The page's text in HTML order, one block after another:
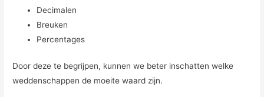
Decimalen
Breuken
Percentages
Door deze te begrijpen, kunnen we beter inschatten welke
weddenschappen de moeite waard zijn.